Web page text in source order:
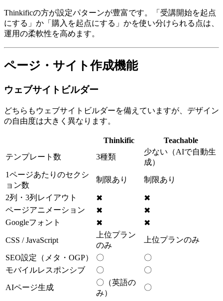
Thinkificの方が設定パターンが豊富です。「受講開始を起点
にする」か「購入を起点にする」かを使い分けられる点は、
運用の柔軟性を高めます。
ページ・サイト作成機能
ウェブサイトビルダー
どちらもウェブサイトビルダーを備えていますが、デザイン
の自由度は大きく異なります。
Thinkific
Teachable
テンプレート数
3種類
少ない（AIで自動生
成）
1ページあたりのセクシ
ョン数
制限あり 制限あり
2列・3列レイアウト ✖
✖
ページアニメーション
✖
✖
Googleフォント
✖ ✖
CSS / JavaScript
上位プラン
のみ
上位プランのみ
SEO設定（メタ・OGP） 〇
〇
モバイルレスポンシブ
〇 〇
AIページ生成
〇（英語の
み）
〇